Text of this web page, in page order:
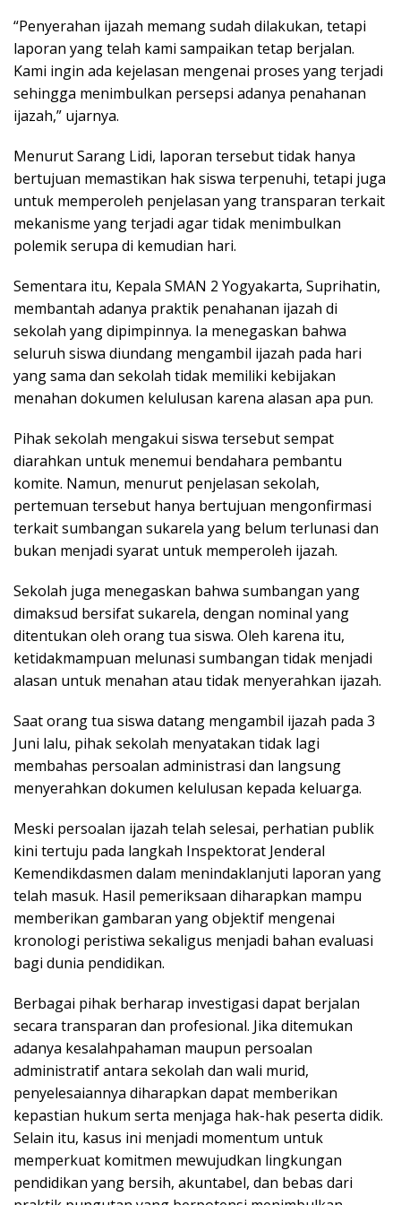
“Penyerahan ijazah memang sudah dilakukan, tetapi
laporan yang telah kami sampaikan tetap berjalan.
Kami ingin ada kejelasan mengenai proses yang terjadi
sehingga menimbulkan persepsi adanya penahanan
ijazah,” ujarnya.
Menurut Sarang Lidi, laporan tersebut tidak hanya
bertujuan memastikan hak siswa terpenuhi, tetapi juga
untuk memperoleh penjelasan yang transparan terkait
mekanisme yang terjadi agar tidak menimbulkan
polemik serupa di kemudian hari.
Sementara itu, Kepala SMAN 2 Yogyakarta, Suprihatin,
membantah adanya praktik penahanan ijazah di
sekolah yang dipimpinnya. Ia menegaskan bahwa
seluruh siswa diundang mengambil ijazah pada hari
yang sama dan sekolah tidak memiliki kebijakan
menahan dokumen kelulusan karena alasan apa pun.
Pihak sekolah mengakui siswa tersebut sempat
diarahkan untuk menemui bendahara pembantu
komite. Namun, menurut penjelasan sekolah,
pertemuan tersebut hanya bertujuan mengonfirmasi
terkait sumbangan sukarela yang belum terlunasi dan
bukan menjadi syarat untuk memperoleh ijazah.
Sekolah juga menegaskan bahwa sumbangan yang
dimaksud bersifat sukarela, dengan nominal yang
ditentukan oleh orang tua siswa. Oleh karena itu,
ketidakmampuan melunasi sumbangan tidak menjadi
alasan untuk menahan atau tidak menyerahkan ijazah.
Saat orang tua siswa datang mengambil ijazah pada 3
Juni lalu, pihak sekolah menyatakan tidak lagi
membahas persoalan administrasi dan langsung
menyerahkan dokumen kelulusan kepada keluarga.
Meski persoalan ijazah telah selesai, perhatian publik
kini tertuju pada langkah Inspektorat Jenderal
Kemendikdasmen dalam menindaklanjuti laporan yang
telah masuk. Hasil pemeriksaan diharapkan mampu
memberikan gambaran yang objektif mengenai
kronologi peristiwa sekaligus menjadi bahan evaluasi
bagi dunia pendidikan.
Berbagai pihak berharap investigasi dapat berjalan
secara transparan dan profesional. Jika ditemukan
adanya kesalahpahaman maupun persoalan
administratif antara sekolah dan wali murid,
penyelesaiannya diharapkan dapat memberikan
kepastian hukum serta menjaga hak-hak peserta didik.
Selain itu, kasus ini menjadi momentum untuk
memperkuat komitmen mewujudkan lingkungan
pendidikan yang bersih, akuntabel, dan bebas dari